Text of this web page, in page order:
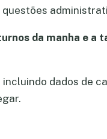
questões
da manha e a
dados de